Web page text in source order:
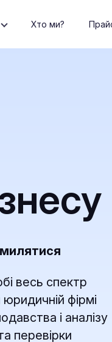
Хто ми?
весь спектр
фірмі
і аналізу
перевірки